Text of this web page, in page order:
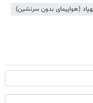
(هواپیمای بدون سرنشین)